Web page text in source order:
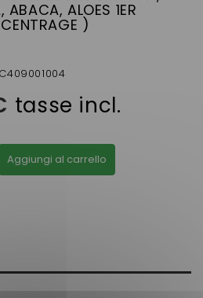
ALOES 1ER
)
tasse incl.
Aggiungi al carrello